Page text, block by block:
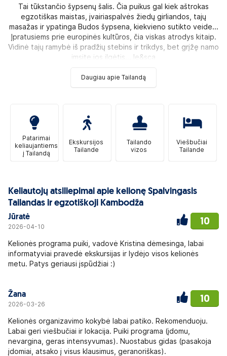
Tai tūkstančio šypsenų šalis. Čia puikus gal kiek aštrokas
egzotiškas maistas, įvairiaspalvės žiedų girliandos, tajų
masažas ir ypatinga Budos šypsena, kiekvieno sutikto veide...
Įpratusiems prie europinės kultūros, čia viskas atrodys kitaip.
Vidinė tajų ramybė iš pradžių stebins ir trikdys, bet grįžę namo
imsite jos ilgėtis... Ie&sca
Daugiau apie Tailandą
Patarimai
keliaujantiems
į Tailandą
Ekskursijos
Tailande
Tailando
vizos
Viešbučiai
Tailande
Keliautojų atsiliepimai apie kelionę Spalvingasis
Tailandas ir egzotiškoji Kambodža
Jūratė
2026-04-10 10
Kelionės programa puiki, vadovė Kristina dėmesinga, labai
informatyviai pravedė ekskursijas ir lydėjo visos kelionės
metu. Patys geriausi įspūdžiai :)
Žana
2026-03-26 10
Kelionės organizavimo kokybė labai patiko. Rekomenduoju.
Labai geri viešbučiai ir lokacija. Puiki programa (įdomu,
nevargina, geras intensyvumas). Nuostabus gidas (pasakoja
įdomiai, atsako į visus klausimus, geranoriškas).